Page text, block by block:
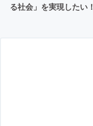
る社会」を実現したい！